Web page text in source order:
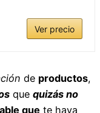
Ver precio
de productos,
que quizás no
que te haya